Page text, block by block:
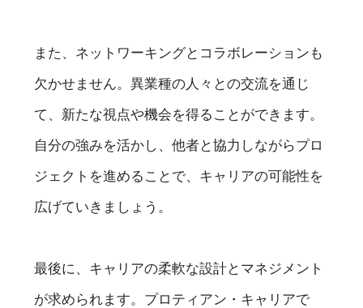
また、ネットワーキングとコラボレーションも
欠かせません。異業種の人々との交流を通じ
て、新たな視点や機会を得ることができます。
自分の強みを活かし、他者と協力しながらプロ
ジェクトを進めることで、キャリアの可能性を
広げていきましょう。
最後に、キャリアの柔軟な設計とマネジメント
が求められます。プロティアン・キャリアで